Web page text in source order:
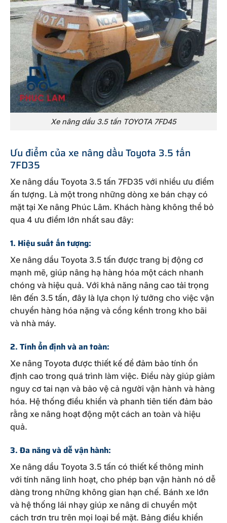
Xe nâng dầu 3.5 tấn TOYOTA 7FD45
Ưu điểm của xe nâng dầu Toyota 3.5 tấn
7FD35
Xe nâng dầu Toyota 3.5 tấn 7FD35 với nhiều ưu điểm
ấn tượng. Là một trong những dòng xe bán chạy có
mặt tại Xe nâng Phúc Lâm. Khách hàng không thể bỏ
qua 4 ưu điểm lớn nhất sau đây:
1. Hiệu suất ấn tượng:
Xe nâng dầu Toyota 3.5 tấn được trang bị động cơ
mạnh mẽ, giúp nâng hạ hàng hóa một cách nhanh
chóng và hiệu quả. Với khả năng nâng cao tải trọng
lên đến 3.5 tấn, đây là lựa chọn lý tưởng cho việc vận
chuyển hàng hóa nặng và cồng kềnh trong kho bãi
và nhà máy.
2. Tính ổn định và an toàn:
Xe nâng Toyota được thiết kế để đảm bảo tính ổn
định cao trong quá trình làm việc. Điều này giúp giảm
nguy cơ tai nạn và bảo vệ cả người vận hành và hàng
hóa. Hệ thống điều khiển và phanh tiên tiến đảm bảo
rằng xe nâng hoạt động một cách an toàn và hiệu
quả.
3. Đa năng và dễ vận hành:
Xe nâng dầu Toyota 3.5 tấn có thiết kế thông minh
với tính năng linh hoạt, cho phép bạn vận hành nó dễ
dàng trong những không gian hạn chế. Bánh xe lớn
và hệ thống lái nhạy giúp xe nâng di chuyển một
cách trơn tru trên mọi loại bề mặt. Bảng điều khiển